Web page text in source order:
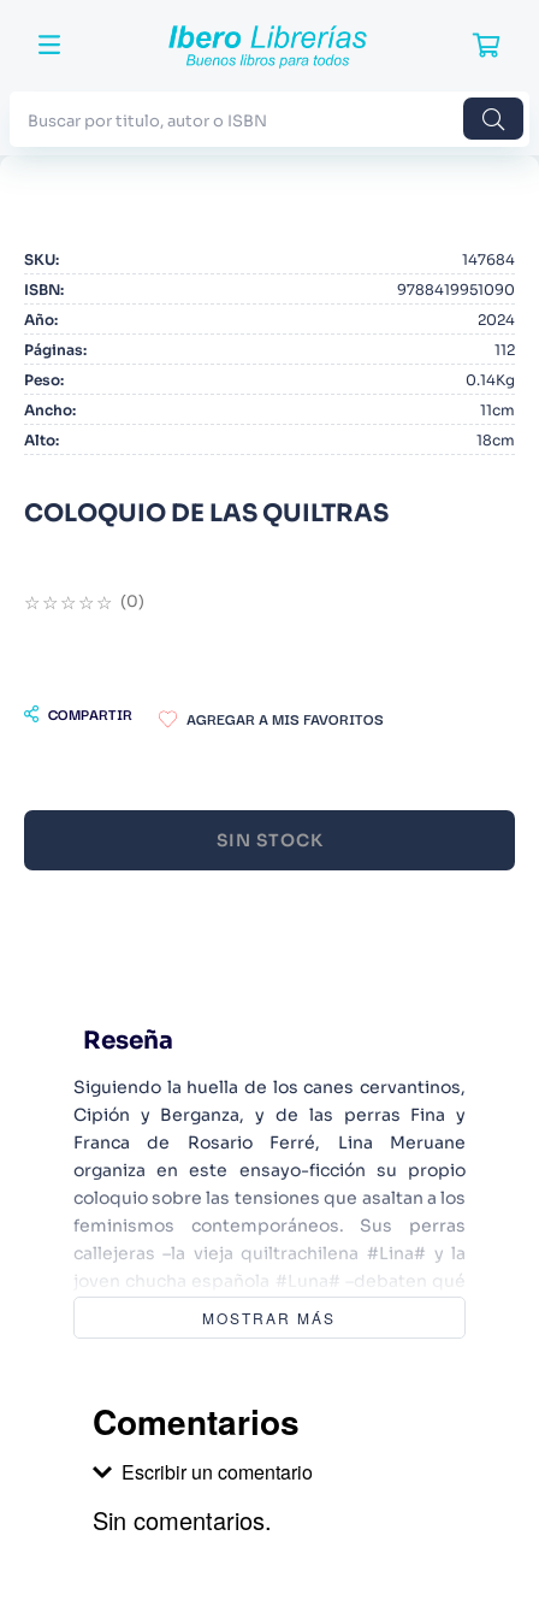
SKU:
147684
ISBN:
9788419951090
Año:
2024
Páginas:
112
Peso:
0.14Kg
Ancho:
11cm
Alto: 18cm
COLOQUIO DE LAS QUILTRAS
☆☆☆☆☆ (0)
COMPARTIR
SIN STOCK
Reseña
Siguiendo la huella de los canes cervantinos,
Cipión y Berganza, y de las perras Fina y
Franca de Rosario Ferré, Lina Meruane
organiza en este ensayo-ficción su propio
coloquio sobre las tensiones que asaltan a los
feminismos contemporáneos. Sus perras
callejeras –la vieja quiltrachilena #Lina# y la
joven chucha española #Luna# –debaten qué
implica laliberación de los cuerpos: tener o no
crías, exaltar o no la desnudez,aceptar y
violencia sexual, sicológica ysimbólica todavía
diálogo desenfadado, a ratos un fiero
alegato a favor del examen crítico y de la
MOSTRAR MÁS
Comentarios
Escribir un comentario
Sin comentarios.
2. Blue Lock
3.
4. Odisea
5. Manga
6.
8. Noches Blancas
10. Warhammer